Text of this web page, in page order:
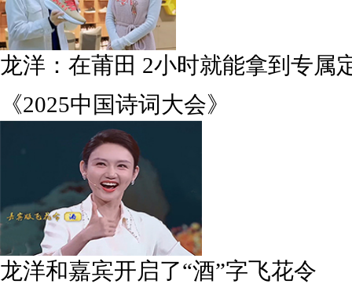
龙洋：在莆田 2小时就能拿到专属
《2025中国诗词大会》
龙洋和嘉宾开启了“酒”字飞花令